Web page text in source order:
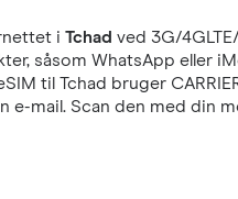
iTchad ved 3G/
såsom WhatsApp eller
til Tchad bruger
e-mail. Scan den med din